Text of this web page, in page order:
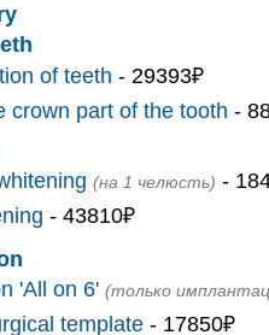
of teeth - 29393₽
crown part of the tooth -
(на 1 челюсть) -
- 43810₽
'All on 6' (только
template - 17850₽